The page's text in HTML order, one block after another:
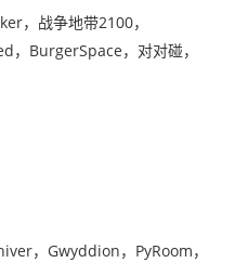
，战争地带2100，
，BurgerSpace，对对碰，
，Gwyddion，PyRoom，